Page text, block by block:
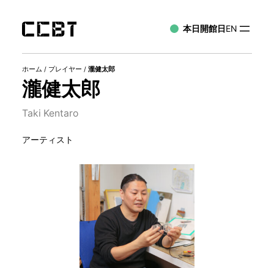
本日開館日EN
ホーム / プレイヤー / 瀧健太郎
瀧健太郎
Taki Kentaro
アーティスト